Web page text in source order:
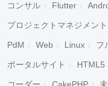
コンサル Flutter
プロジェクトマネジメント
PdM Web Linux フ
ポータルサイト HTML5